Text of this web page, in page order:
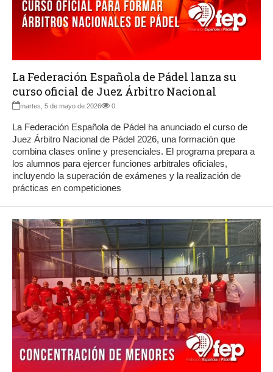
La Federación Española de Pádel lanza su
curso oficial de Juez Árbitro Nacional
martes, 5 de mayo de 2026 0
La Federación Española de Pádel ha anunciado el curso de
Juez Árbitro Nacional de Pádel 2026, una formación que
combina clases online y presenciales. El programa prepara a
los alumnos para ejercer funciones arbitrales oficiales,
incluyendo la superación de exámenes y la realización de
prácticas en competiciones